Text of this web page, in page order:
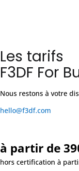
Les tarifs
F3DF For
Nous restons à votre
hello@f3df.com
à partir de
hors certification à